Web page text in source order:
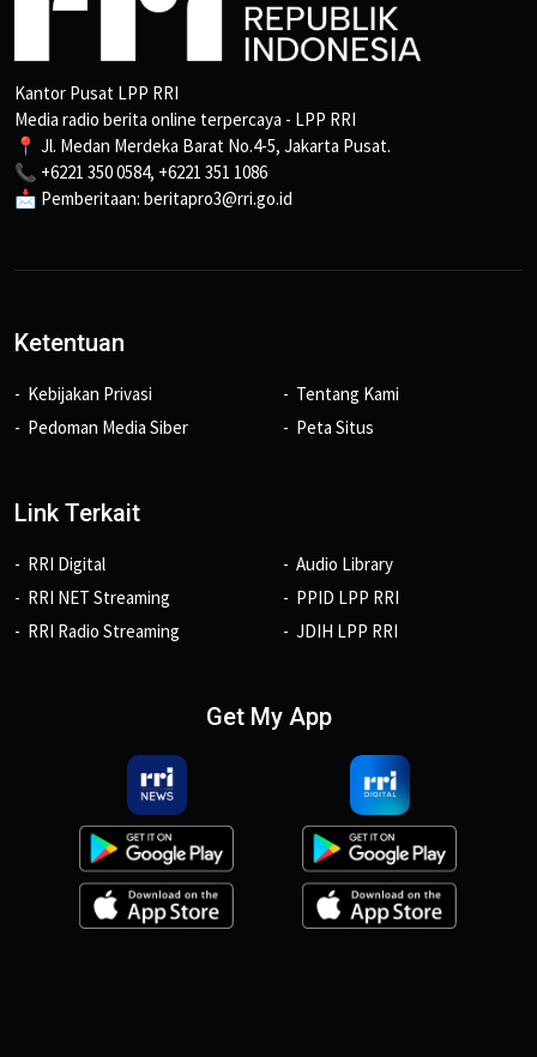
Kantor Pusat LPP RRI
Media radio berita online terpercaya - LPP RRI
📍 Jl. Medan Merdeka Barat No.4-5, Jakarta Pusat.
📞 +6221 350 0584, +6221 351 1086
📩 Pemberitaan: beritapro3@rri.go.id
Ketentuan
Kebijakan Privasi
Pedoman Media Siber
Tentang Kami
Peta Situs
Link Terkait
RRI Digital
RRI NET Streaming
RRI Radio Streaming
Audio Library
PPID LPP RRI
JDIH LPP RRI
Get My App